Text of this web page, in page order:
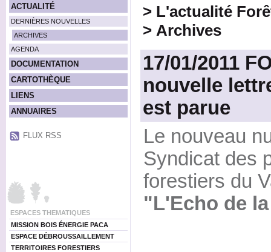
ACTUALITÉ
DERNIÈRES NOUVELLES
ARCHIVES
AGENDA
DOCUMENTATION
CARTOTHÈQUE
LIENS
ANNUAIRES
FLUX RSS
ESPACES THEMATIQUES
MISSION BOIS ÉNERGIE PACA
ESPACE DÉBROUSSAILLEMENT
TERRITOIRES FORESTIERS
> L'actualité
> Archives
17/01/2011
nouvelle
est parue
Le nouveau
Syndicat des
forestiers du
"L'Echo de